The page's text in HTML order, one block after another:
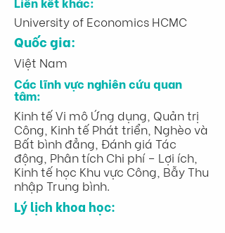
University of Economics HCMC
Quốc gia:
Việt Nam
Các lĩnh vực nghiên cứu quan
tâm:
Kinh tế Vi mô Ứng dụng, Quản trị
Công, Kinh tế Phát triển, Nghèo và
Bất bình đẳng, Đánh giá Tác
động, Phân tích Chi phí – Lợi ích,
Kinh tế học Khu vực Công, Bẫy Thu
nhập Trung bình.
Lý lịch khoa học: